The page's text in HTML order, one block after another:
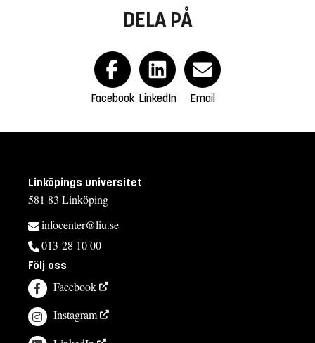
DELA PÅ
Facebook LinkedIn Email
Linköpings universitet
581 83 Linköping
infocenter@liu.se
013-28 10 00
Följ oss
Facebook
Instagram